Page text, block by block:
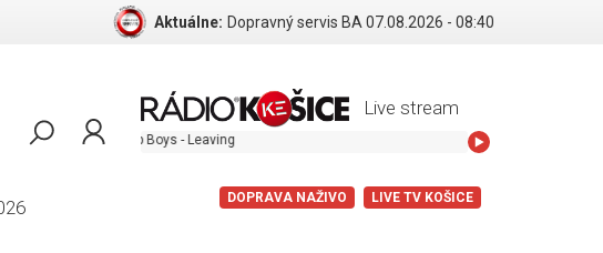
Aktuálne: Dopravný servis BA 07.08.2026 - 08:40
Live stream
Pet Shop Boys - Leaving
DOPRAVA NAŽIVO LIVE TV KOŠICE